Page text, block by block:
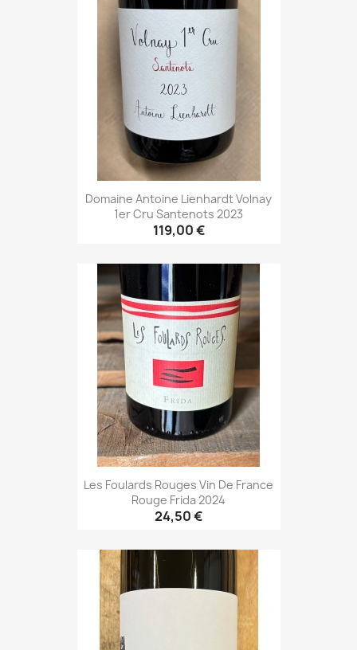
Domaine Antoine Lienhardt Volnay
1er Cru Santenots 2023
119,00 €
Les Foulards Rouges Vin De France
Rouge Frida 2024
24,50 €